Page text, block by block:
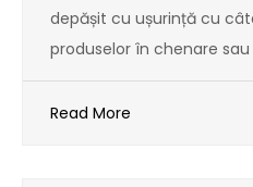
depășit cu ușurință cu
produselor în chenare
Read More